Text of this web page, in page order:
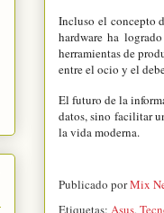
Incluso el concepto
hardware ha
herramientas de
entre el ocio y el
El futuro de la
datos, sino facilitar
la vida moderna.
Publicado porMix
Etiquetas: Asus,